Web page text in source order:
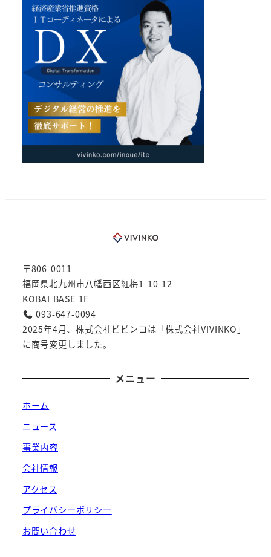
〒806-0011
福岡県北九州市八幡西区紅梅1-10-12
KOBAI BASE 1F
093-647-0094
2025年4月、株式会社ビビンコは「株式会社VIVINKO」
に商号変更しました。
メニュー
ホーム
ニュース
事業内容
会社情報
アクセス
プライバシーポリシー
お問い合わせ